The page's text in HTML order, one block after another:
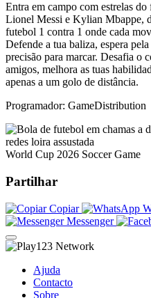
Entra em campo com estrelas
Lionel Messi e Kylian Mbappe,
futebol 1 contra 1 onde cada
Defende a tua baliza, espera
precisão para marcar. Desafia o
amigos, melhora as tuas
apenas a um golo de distância.
Programador: GameDistribution
World Cup 2026 Soccer Game
Partilhar
Copiar
Messenger
Ajuda
Contacto
Sobre